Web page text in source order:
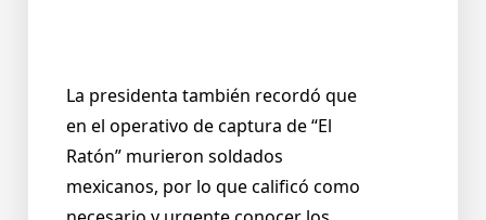
La presidenta también recordó que
en el operativo de captura de “El
Ratón” murieron soldados
mexicanos, por lo que calificó como